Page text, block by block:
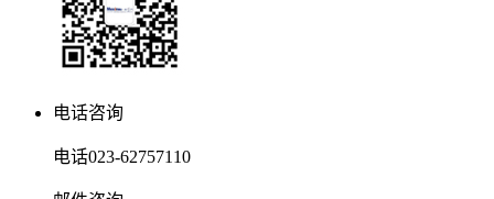
电话咨询
电话023-62757110